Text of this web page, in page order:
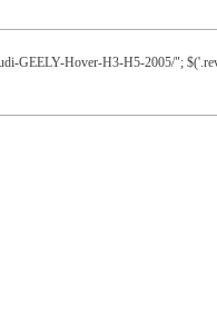
GEELY-Hover-H3-H5-2005/";